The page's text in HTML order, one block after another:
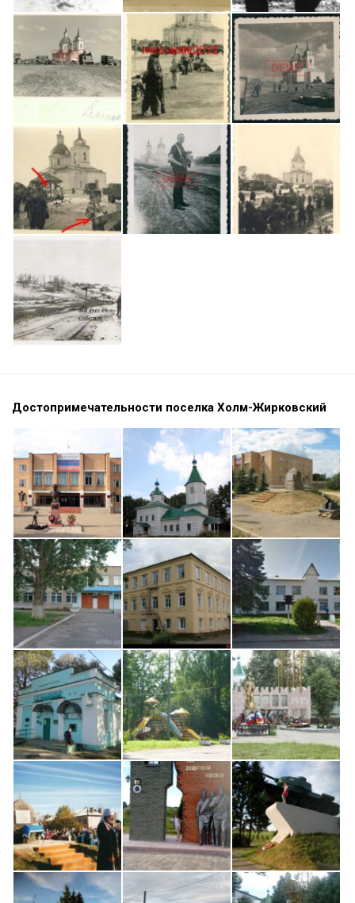
Достопримечательности поселка Холм-Жирковский